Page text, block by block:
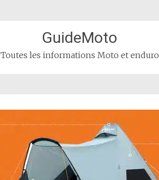
GuideMoto
Toutes les informations Moto et enduro